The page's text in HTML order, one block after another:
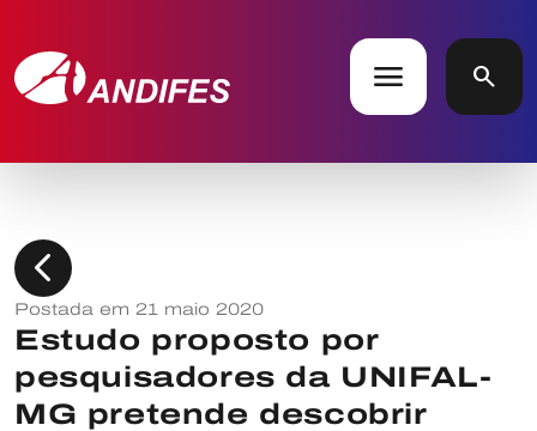
menu search
chevron_left
Postada em 21 maio 2020
Estudo proposto por
pesquisadores da UNIFAL-
MG pretende descobrir